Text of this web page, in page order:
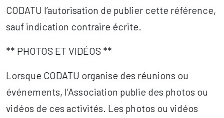
CODATU l’autorisation de publier cette référence,
sauf indication contraire écrite.
** PHOTOS ET VIDÉOS **
Lorsque CODATU organise des réunions ou
événements, l’Association publie des photos ou
vidéos de ces activités. Les photos ou vidéos